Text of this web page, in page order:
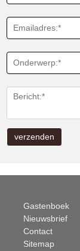
Gastenboek
Nieuwsbrief
Contact
Sitemap